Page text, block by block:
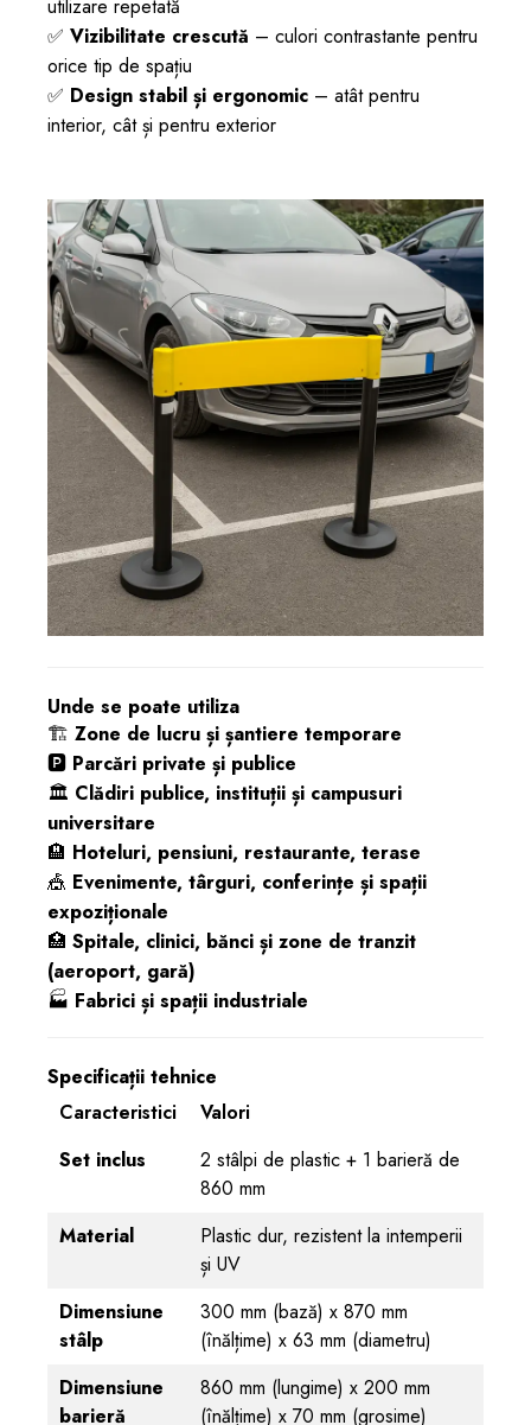
utilizare repetată
✅ Vizibilitate crescută – culori contrastante pentru
orice tip de spațiu
✅ Design stabil și ergonomic – atât pentru
interior, cât și pentru exterior
Unde se poate utiliza
🏗️ Zone de lucru și șantiere temporare
🅿️ Parcări private și publice
🏛️ Clădiri publice, instituții și campusuri
universitare
🏨 Hoteluri, pensiuni, restaurante, terase
🎪 Evenimente, târguri, conferințe și spații
expoziționale
🏥 Spitale, clinici, bănci și zone de tranzit
(aeroport, gară)
🏭 Fabrici și spații industriale
Specificații tehnice
Caracteristici
Valori
Set inclus
2 stâlpi de plastic + 1 barieră de
860 mm
Material
Plastic dur, rezistent la intemperii
și UV
Dimensiune
stâlp
300 mm (bază) x 870 mm
(înălțime) x 63 mm (diametru)
Dimensiune
barieră
860 mm (lungime) x 200 mm
(înălțime) x 70 mm (grosime)